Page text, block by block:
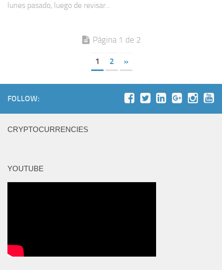
lunes pasado, luego de revisar...
Página 1 de 2
1 2 »
FOLLOW:
CRYPTOCURRENCIES
YOUTUBE